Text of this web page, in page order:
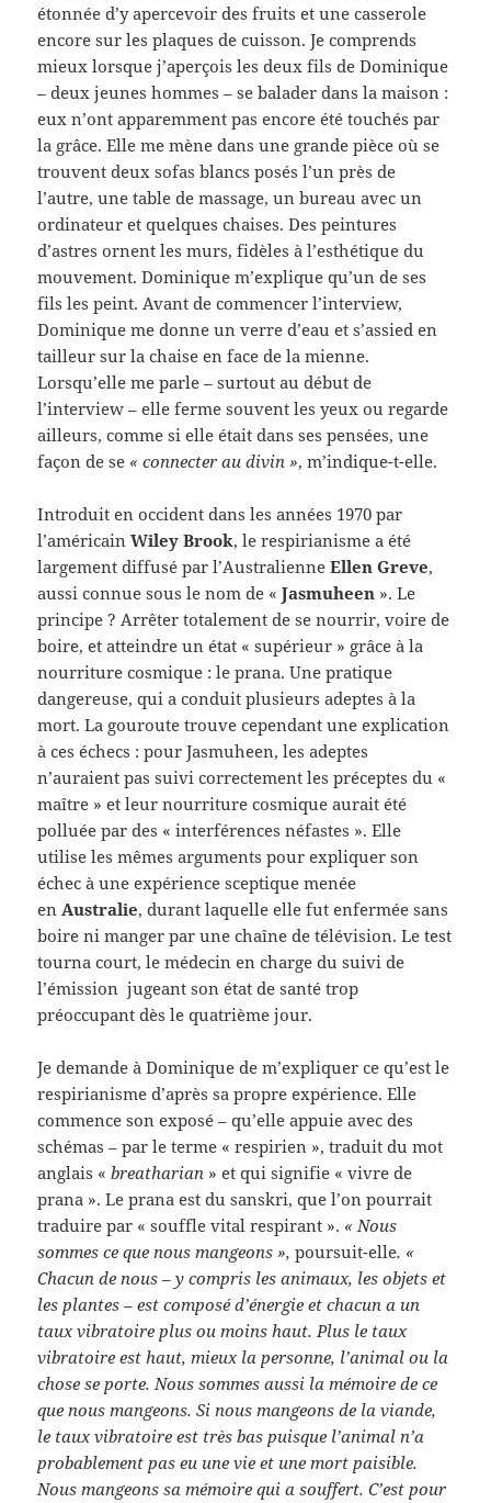
étonnée d’y apercevoir des fruits et une casserole
encore sur les plaques de cuisson. Je comprends
mieux lorsque j’aperçois les deux fils de Dominique
– deux jeunes hommes – se balader dans la maison :
eux n’ont apparemment pas encore été touchés par
la grâce. Elle me mène dans une grande pièce où se
trouvent deux sofas blancs posés l’un près de
l’autre, une table de massage, un bureau avec un
ordinateur et quelques chaises. Des peintures
d’astres ornent les murs, fidèles à l’esthétique du
mouvement. Dominique m’explique qu’un de ses
fils les peint. Avant de commencer l’interview,
Dominique me donne un verre d’eau et s’assied en
tailleur sur la chaise en face de la mienne.
Lorsqu’elle me parle – surtout au début de
l’interview – elle ferme souvent les yeux ou regarde
ailleurs, comme si elle était dans ses pensées, une
façon de se « connecter au divin », m’indique-t-elle.
Introduit en occident dans les années 1970 par
l’américainWiley Brook, le respirianisme a été
largement diffusé par l’AustralienneEllen Greve,
aussi connue sous le nom de «Jasmuheen ». Le
principe ? Arrêter totalement de se nourrir, voire de
boire, et atteindre un état « supérieur » grâce à la
nourriture cosmique : le prana. Une pratique
dangereuse, qui a conduit plusieurs adeptes à la
mort. La gouroute trouve cependant une explication
à ces échecs : pour Jasmuheen, les adeptes
n’auraient pas suivi correctement les préceptes du «
maître » et leur nourriture cosmique aurait été
polluée par des « interférences néfastes ». Elle
utilise les mêmes arguments pour expliquer son
échec à une expérience sceptique menée
enAustralie, durant laquelle elle fut enfermée sans
boire ni manger par une chaîne de télévision. Le test
tourna court, le médecin en charge du suivi de
l’émission jugeant son état de santé trop
préoccupant dès le quatrième jour.
Je demande à Dominique de m’expliquer ce qu’est le
respirianisme d’après sa propre expérience. Elle
commence son exposé – qu’elle appuie avec des
schémas – par le terme « respirien », traduit du mot
anglais « breatharian » et qui signifie « vivre de
prana ». Le prana est du sanskri, que l’on pourrait
traduire par « souffle vital respirant ». « Nous
sommes ce que nous mangeons », poursuit-elle. «
Chacun de nous – y compris les animaux, les objets et
les plantes – est composé d’énergie et chacun a un
taux vibratoire plus ou moins haut. Plus le taux
vibratoire est haut, mieux la personne, l’animal ou la
chose se porte. Nous sommes aussi la mémoire de ce
que nous mangeons. Si nous mangeons de la viande,
le taux vibratoire est très bas puisque l’animal n’a
probablement pas eu une vie et une mort paisible.
Nous mangeons sa mémoire qui a souffert. C’est pour